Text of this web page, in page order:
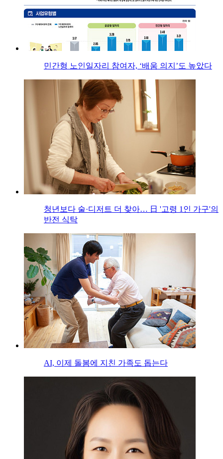
민간형 노인일자리 참여자, ‘배움 의지’도 높았다
청년보다 술·디저트 더 찾아… 日 '고령 1인 가구'의
반전 식탁
AI, 이제 돌봄에 지친 가족도 돕는다